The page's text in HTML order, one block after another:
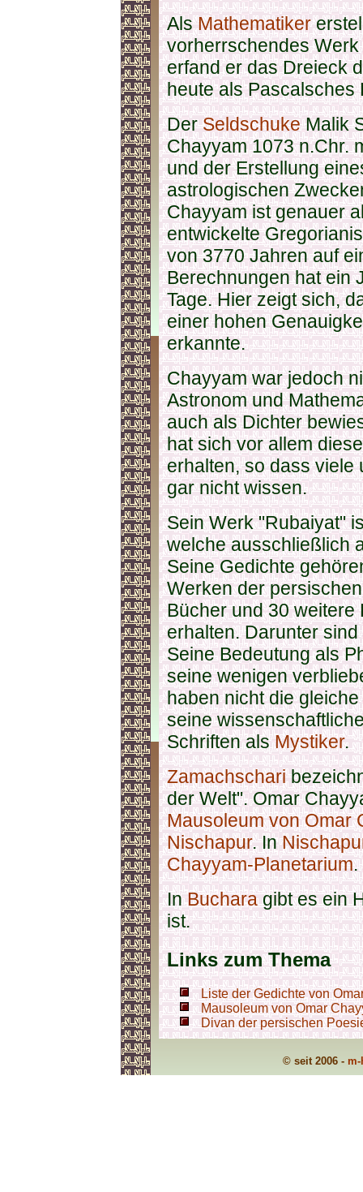
AlsMathematiker
vorherrschendes
erfand er das Dreieck
heute als Pascalsches
DerSeldschukeMalik
Chayyam 1073 n.Chr.
und der Erstellung
astrologischen
Chayyam ist genauer
entwickelte
von 3770 Jahren auf
Berechnungen hat ein
Tage. Hier zeigt sich,
einer hohen
erkannte.
Chayyam war jedoch
Astronom und
auch als Dichter
hat sich vor allem
erhalten, so dass viele
gar nicht wissen.
Sein Werk "Rubaiyat"
welche ausschließlich
Seine Gedichte
Werken der
Bücher und 30
erhalten. Darunter
Seine Bedeutung als
seine wenigen
haben nicht die
seine
Schriften alsMystiker.
Zamachschari
der Welt". Omar
Mausoleum von Omar
Nischapur. In
Chayyam-Planetarium.
InBucharagibt es ein
ist.
Links zum Thema
Liste der Gedichte von
Mausoleum von Omar
Divan der persischen
© seit 2006 -